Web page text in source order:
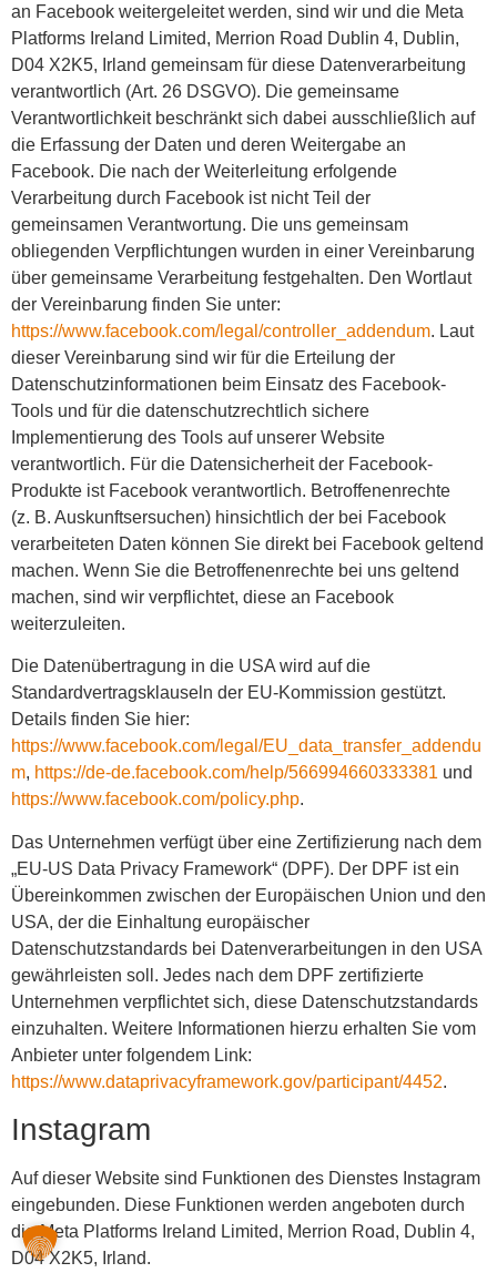
an Facebook weitergeleitet werden, sind wir und die Meta
Platforms Ireland Limited, Merrion Road Dublin 4, Dublin,
D04 X2K5, Irland gemeinsam für diese Datenverarbeitung
verantwortlich (Art. 26 DSGVO). Die gemeinsame
Verantwortlichkeit beschränkt sich dabei ausschließlich auf
die Erfassung der Daten und deren Weitergabe an
Facebook. Die nach der Weiterleitung erfolgende
Verarbeitung durch Facebook ist nicht Teil der
gemeinsamen Verantwortung. Die uns gemeinsam
obliegenden Verpflichtungen wurden in einer Vereinbarung
über gemeinsame Verarbeitung festgehalten. Den Wortlaut
der Vereinbarung finden Sie unter:
https://www.facebook.com/legal/controller_addendum. Laut
dieser Vereinbarung sind wir für die Erteilung der
Datenschutzinformationen beim Einsatz des Facebook-
Tools und für die datenschutzrechtlich sichere
Implementierung des Tools auf unserer Website
verantwortlich. Für die Datensicherheit der Facebook-
Produkte ist Facebook verantwortlich. Betroffenenrechte
(z. B. Auskunftsersuchen) hinsichtlich der bei Facebook
verarbeiteten Daten können Sie direkt bei Facebook geltend
machen. Wenn Sie die Betroffenenrechte bei uns geltend
machen, sind wir verpflichtet, diese an Facebook
weiterzuleiten.
Die Datenübertragung in die USA wird auf die
Standardvertragsklauseln der EU-Kommission gestützt.
Details finden Sie hier:
https://www.facebook.com/legal/EU_data_transfer_addendu
m, https://de-de.facebook.com/help/566994660333381 und
https://www.facebook.com/policy.php.
Das Unternehmen verfügt über eine Zertifizierung nach dem
„EU-US Data Privacy Framework“ (DPF). Der DPF ist ein
Übereinkommen zwischen der Europäischen Union und den
USA, der die Einhaltung europäischer
Datenschutzstandards bei Datenverarbeitungen in den USA
gewährleisten soll. Jedes nach dem DPF zertifizierte
Unternehmen verpflichtet sich, diese Datenschutzstandards
einzuhalten. Weitere Informationen hierzu erhalten Sie vom
Anbieter unter folgendem Link:
https://www.dataprivacyframework.gov/participant/4452.
Instagram
Auf dieser Website sind Funktionen des Dienstes Instagram
eingebunden. Diese Funktionen werden angeboten durch
die Meta Platforms Ireland Limited, Merrion Road, Dublin 4,
D04 X2K5, Irland.